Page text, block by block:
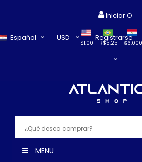
Español USD
$1.00 ₲6,000
R$5.25
Iniciar O
Registrarse
MENU